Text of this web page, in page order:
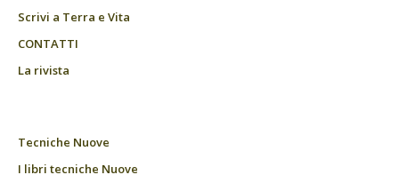
Scrivi a Terra e Vita
CONTATTI
La rivista
Tecniche Nuove
I libri tecniche Nuove